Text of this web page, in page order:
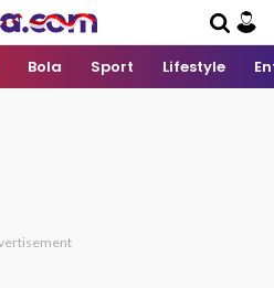
Bola Sport Lifestyle